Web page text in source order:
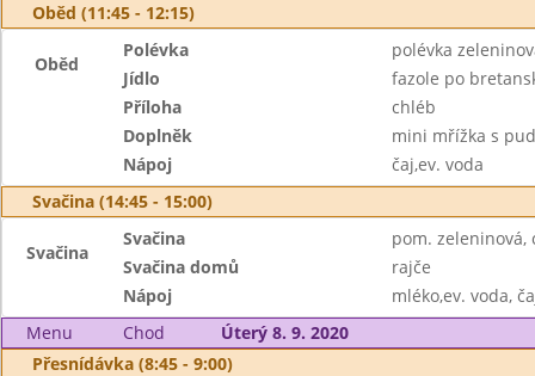
Oběd (11:45 - 12:15)
Oběd
Polévka
polévka
Jídlo
fazole po
Příloha
chléb
Doplněk
mini mřížka s
Nápoj
čaj,ev. voda
Svačina (14:45 - 15:00)
Svačina
Svačina
pom. zeleninová,
Svačina domů
rajče
Nápoj
mléko,ev. voda,
Menu
Chod
Úterý 8. 9. 2020
Přesnídávka (8:45 - 9:00)